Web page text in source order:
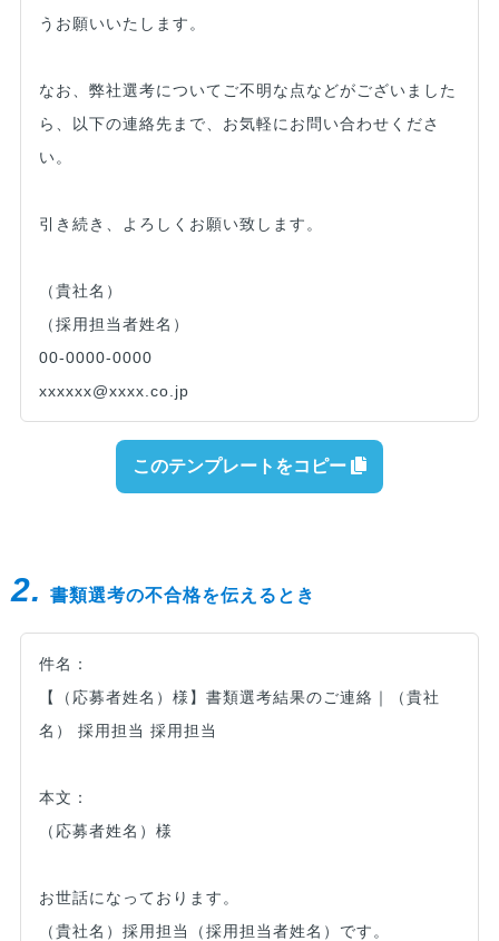
うお願いいたします。
なお、弊社選考についてご不明な点などがございました
ら、以下の連絡先まで、お気軽にお問い合わせくださ
い。
引き続き、よろしくお願い致します。
（貴社名）
（採用担当者姓名）
00-0000-0000
xxxxxx@xxxx.co.jp
このテンプレートをコピー
2. 書類選考の不合格を伝えるとき
件名：
【（応募者姓名）様】書類選考結果のご連絡｜（貴社
名） 採用担当 採用担当
本文：
（応募者姓名）様
お世話になっております。
（貴社名）採用担当（採用担当者姓名）です。